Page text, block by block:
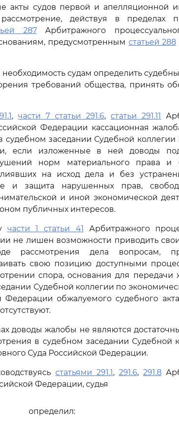
акты судов первой и апелляционной
действуя в пределах
287Арбитражного
предусмотренным статьей 288
необходимость судам определить
требований общества, принять
, части 7 статьи 291.6, статьи 291.11
Федерации кассационная
судебном заседании Судебной коллегии
если изложенные в ней доводы
норм материального права и
на исход дела и без
и защита нарушенных прав,
и иной экономической
публичных интересов.
части 1 статьи 41 Арбитражного
не лишен возможности приводить
рассмотрения дела вопросам,
свою позицию доступными
спора, основания для передачи
Судебной коллегии по
Федерации обжалуемого судебного
доводы жалобы не являются
в судебном заседании Судебной
Суда Российской Федерации.
статьями 291.1, 291.6, 291.8
Федерации, судья
определил: